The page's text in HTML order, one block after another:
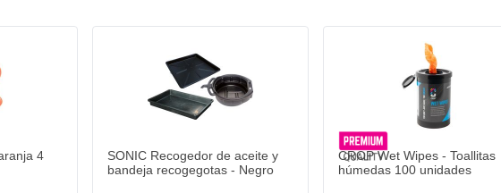
4
Se envía hoy
Contenido
Añadir al carrito
SONIC Recogedor de aceite y
bandeja recogegotas - Negro
CROP Wet Wipes - Toallitas
húmedas 100 unidades